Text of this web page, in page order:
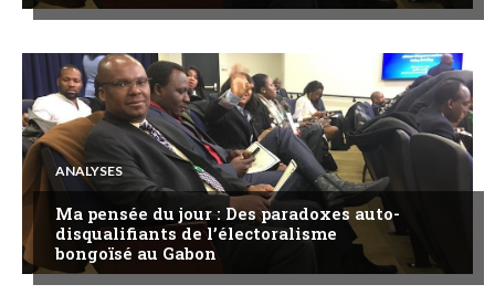
ANALYSES
Ma pensée du jour : Des paradoxes auto-
disqualifiants de l’électoralisme
bongoïsé au Gabon